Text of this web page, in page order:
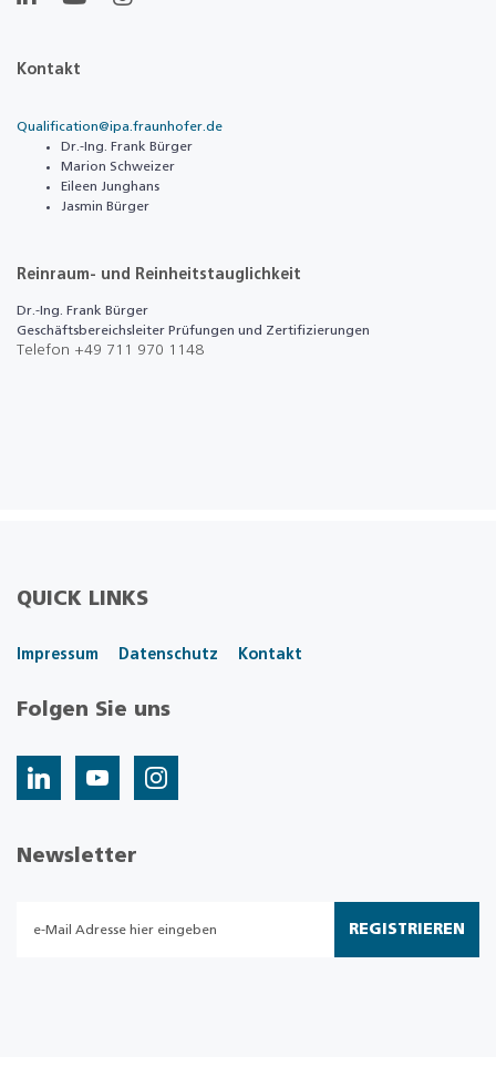
Kontakt
Qualification@ipa.fraunhofer.de
Dr.-Ing. Frank Bürger
Marion Schweizer
Eileen Junghans
Jasmin Bürger
Reinraum- und Reinheitstauglichkeit
Dr.-Ing. Frank Bürger
Geschäftsbereichsleiter Prüfungen und Zertifizierungen
Telefon +49 711 970 1148
QUICK LINKS
Impressum Datenschutz Kontakt
Folgen Sie uns
Newsletter
REGISTRIEREN